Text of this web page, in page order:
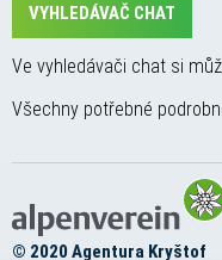
VYHLEDÁVAČ CHAT
Ve vyhledávači chat si
Všechny potřebné
© 2020 Agentura Kryštof